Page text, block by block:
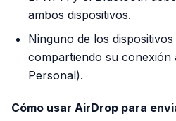
ambos dispositivos.
Ninguno de los
compartiendo su
Personal).
Cómo usar AirDrop para